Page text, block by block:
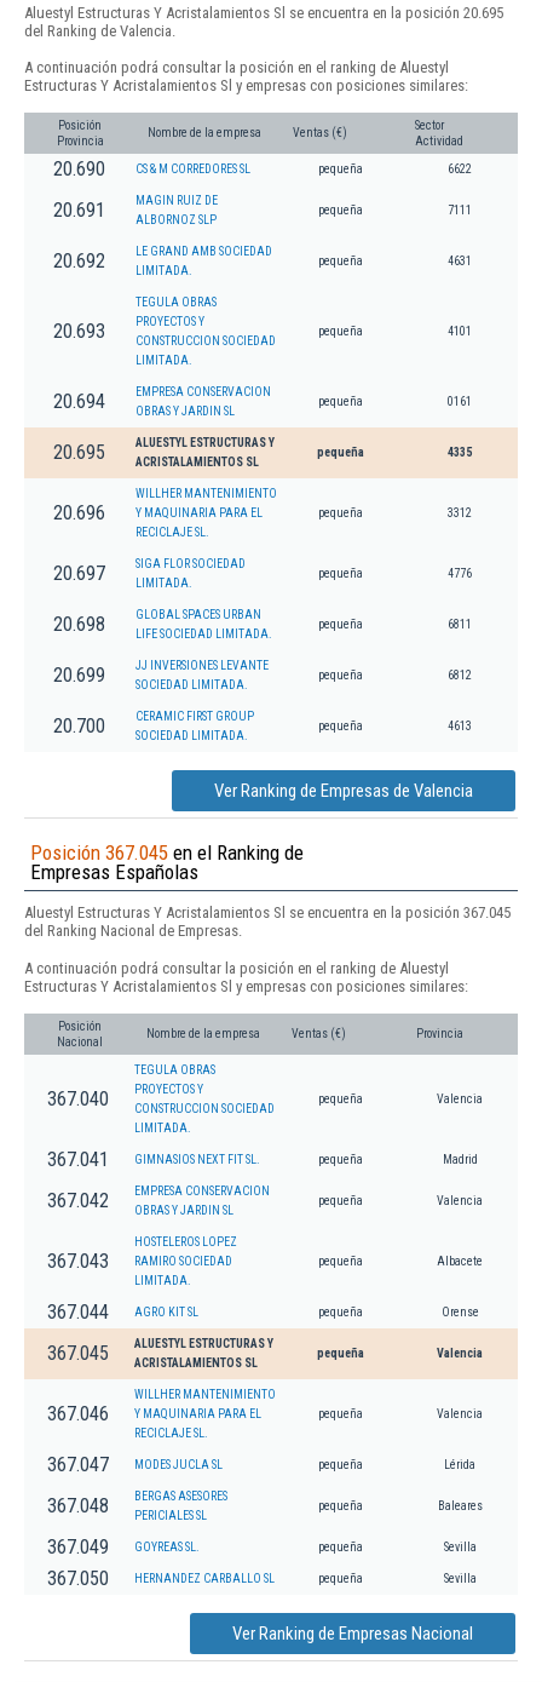
Aluestyl Estructuras Y Acristalamientos Sl se encuentra en la posición 20.695
del Ranking de Valencia.
A continuación podrá consultar la posición en el ranking de Aluestyl
Estructuras Y Acristalamientos Sl y empresas con posiciones similares:
Posición
Provincia
Nombre de la empresa Ventas (€)
Sector
Actividad
20.690 CS & M CORREDORES SL pequeña 6622
20.691
MAGIN RUIZ DE
ALBORNOZ SLP
pequeña 7111
20.692
LE GRAND AMB SOCIEDAD
LIMITADA.
pequeña 4631
20.693
TEGULA OBRAS
PROYECTOS Y
CONSTRUCCION SOCIEDAD
LIMITADA.
pequeña 4101
20.694
EMPRESA CONSERVACION
OBRAS Y JARDIN SL
pequeña 0161
20.695
ALUESTYL ESTRUCTURAS Y
ACRISTALAMIENTOS SL
pequeña 4335
20.696
WILLHER MANTENIMIENTO
Y MAQUINARIA PARA EL
RECICLAJE SL.
pequeña 3312
20.697
SIGA FLOR SOCIEDAD
LIMITADA.
pequeña 4776
20.698
GLOBAL SPACES URBAN
LIFE SOCIEDAD LIMITADA.
pequeña 6811
20.699
JJ INVERSIONES LEVANTE
SOCIEDAD LIMITADA.
pequeña 6812
20.700
CERAMIC FIRST GROUP
SOCIEDAD LIMITADA.
pequeña 4613
Ver Ranking de Empresas de Valencia
Posición 367.045 en el Ranking de
Empresas Españolas
Aluestyl Estructuras Y Acristalamientos Sl se encuentra en la posición 367.045
del Ranking Nacional de Empresas.
A continuación podrá consultar la posición en el ranking de Aluestyl
Estructuras Y Acristalamientos Sl y empresas con posiciones similares:
Posición
Nacional
Nombre de la empresa Ventas (€) Provincia
367.040
TEGULA OBRAS
PROYECTOS Y
CONSTRUCCION SOCIEDAD
LIMITADA.
pequeña Valencia
367.041 GIMNASIOS NEXT FIT SL. pequeña Madrid
367.042
EMPRESA CONSERVACION
OBRAS Y JARDIN SL
pequeña Valencia
367.043
HOSTELEROS LOPEZ
RAMIRO SOCIEDAD
LIMITADA.
pequeña Albacete
367.044 AGRO KIT SL pequeña Orense
367.045
ALUESTYL ESTRUCTURAS Y
ACRISTALAMIENTOS SL
pequeña Valencia
367.046
WILLHER MANTENIMIENTO
Y MAQUINARIA PARA EL
RECICLAJE SL.
pequeña Valencia
367.047 MODES JUCLA SL pequeña Lérida
367.048
BERGAS ASESORES
PERICIALES SL
pequeña Baleares
367.049 GOYREAS SL. pequeña Sevilla
367.050 HERNANDEZ CARBALLO SL pequeña Sevilla
Ver Ranking de Empresas Nacional